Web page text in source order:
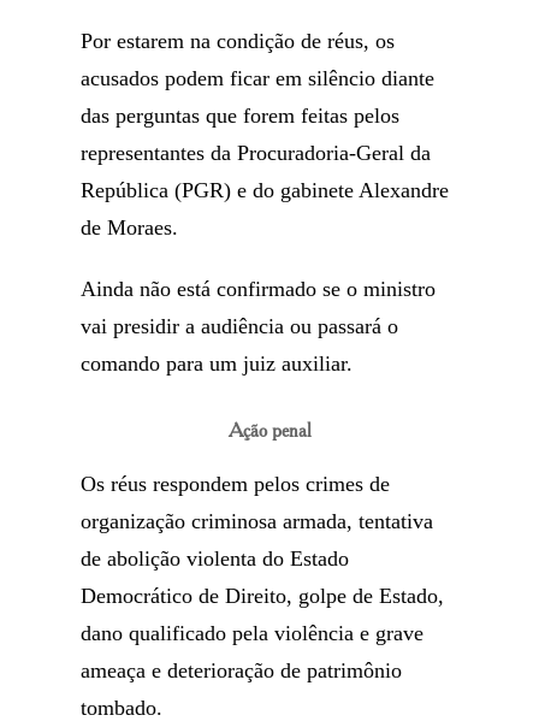
Por estarem na condição de réus, os
acusados podem ficar em silêncio diante
das perguntas que forem feitas pelos
representantes da Procuradoria-Geral da
República (PGR) e do gabinete Alexandre
de Moraes.
Ainda não está confirmado se o ministro
vai presidir a audiência ou passará o
comando para um juiz auxiliar.
Ação penal
Os réus respondem pelos crimes de
organização criminosa armada, tentativa
de abolição violenta do Estado
Democrático de Direito, golpe de Estado,
dano qualificado pela violência e grave
ameaça e deterioração de patrimônio
tombado.